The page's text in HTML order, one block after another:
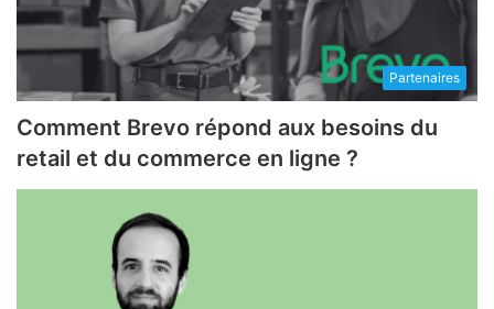
Partenaires
Comment Brevo répond aux besoins du
retail et du commerce en ligne ?